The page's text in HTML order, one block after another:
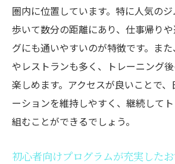
圏内に位置しています。特に人気の
歩いて数分の距離にあり、仕事帰り
グにも通いやすいのが特徴です。ま
やレストランも多く、トレーニング
楽しめます。アクセスが良いことで
ーションを維持しやすく、継続して
組むことができるでしょう。
初心者向けプログラムが充実した